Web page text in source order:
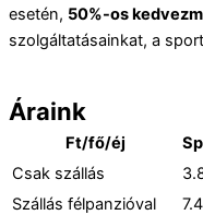
esetén, 50%-os
szolgáltatásainkat, a
Áraink
Ft/fő/éj
Csak szállás
Szállás félpanzióval